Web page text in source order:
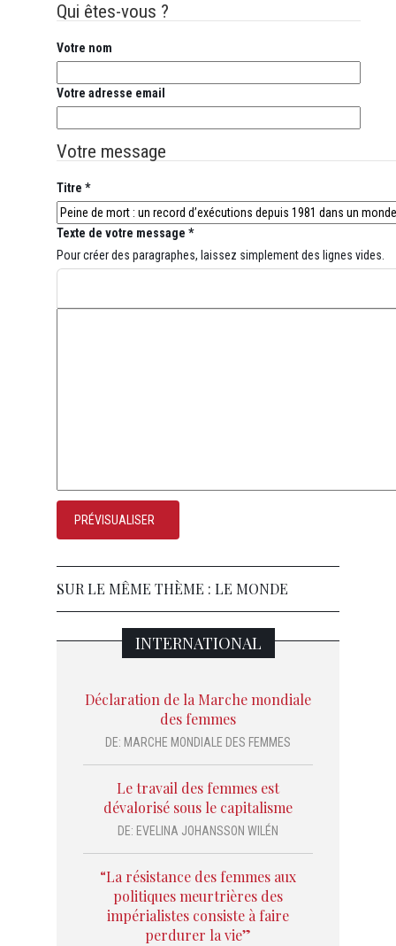
Qui êtes-vous ?
Votre nom
Votre adresse email
Votre message
Titre *
Texte de votre message *
Pour créer des paragraphes, laissez simplement des lignes vides.
SUR LE MÊME THÈME : LE MONDE
INTERNATIONAL
Déclaration de la Marche mondiale
des femmes
DE: MARCHE MONDIALE DES FEMMES
Le travail des femmes est
dévalorisé sous le capitalisme
DE: EVELINA JOHANSSON WILÉN
“La résistance des femmes aux
politiques meurtrières des
impérialistes consiste à faire
perdurer la vie”